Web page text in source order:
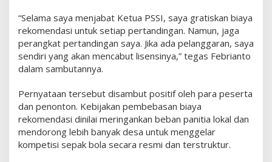
,
T
e
g
a
k
a
n
K
m
“Selama saya menjabat Ketua PSSI, saya gratiskan biaya
rekomendasi untuk setiap pertandingan. Namun, jaga
perangkat pertandingan saya. Jika ada pelanggaran, saya
sendiri yang akan mencabut lisensinya,” tegas Febrianto
dalam sambutannya.
Pernyataan tersebut disambut positif oleh para peserta
dan penonton. Kebijakan pembebasan biaya
rekomendasi dinilai meringankan beban panitia lokal dan
mendorong lebih banyak desa untuk menggelar
kompetisi sepak bola secara resmi dan terstruktur.